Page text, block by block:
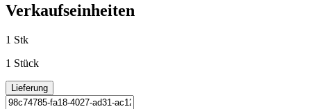
Verkaufseinheiten
1 Stk
1 Stück
Lieferung